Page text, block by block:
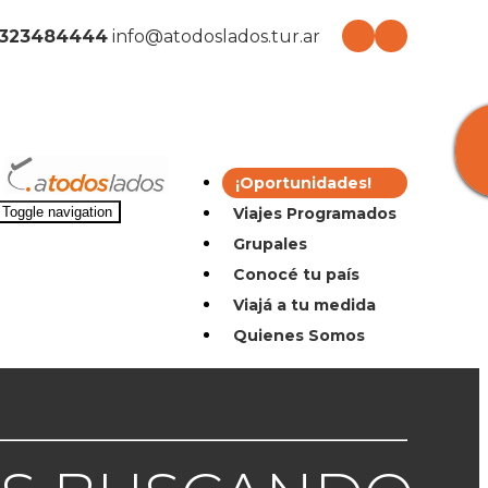
info@atodoslados.tur.ar
Toggle navigation
¡Oportunidades!
Viajes Programados
Grupales
Conocé tu país
Viajá a tu medida
Quienes Somos